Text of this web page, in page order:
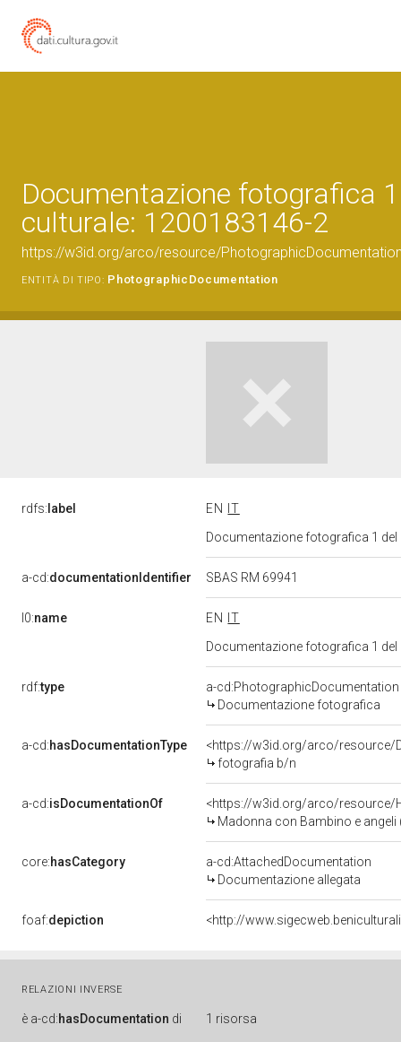
Documentazione fotografica
culturale: 1200183146-2
https://w3id.org/arco/resource/
ENTITÀ DI TIPO: PhotographicDocumentation
rdfs: label EN
IT
Documentazione fotografica 1
a-cd:documentationIdentifier SBAS RM 69941
l0:name EN
IT
Documentazione fotografica 1
rdf:type
a-cd:PhotographicDocumentation
Documentazione fotografica
a-cd:hasDocumentationType
<https://w3id.org/arco/resource/
fotografia b/n
a-cd:isDocumentationOf
<https://w3id.org/arco/resource/
Madonna con Bambino e
core:hasCategory
a-cd:AttachedDocumentation
Documentazione allegata
foaf:depiction <http://
RELAZIONI INVERSE
è a-cd:hasDocumentation di 1 risorsa